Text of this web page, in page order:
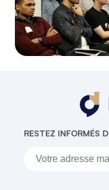
RESTEZ INFORMÉS